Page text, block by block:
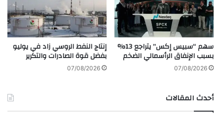
ب
ا
ل
م
غ
ر
ب
ت
ا
ل
ج
د
ي
د
ة
سهم “سبيس إكس” يتراجع 13%
بسبب الإنفاق الرأسمالي الضخم
07/08/2026
إنتاج النفط الروسي زاد في يوليو
بفضل قوة الصادرات والتكرير
07/08/2026
أحدث المقالات